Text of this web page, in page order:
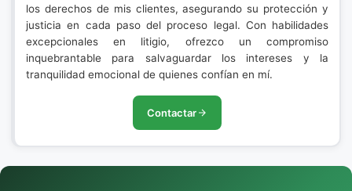
los derechos de mis clientes, asegurando su protección y
justicia en cada paso del proceso legal. Con habilidades
excepcionales en litigio, ofrezco un compromiso
inquebrantable para salvaguardar los intereses y la
tranquilidad emocional de quienes confían en mí.
Contactar